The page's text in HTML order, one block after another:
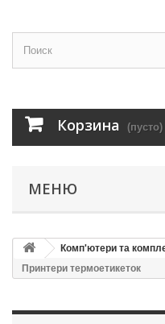
Корзина (пусто)
МЕНЮ
Комп'ютери та
Принтери термоетикеток